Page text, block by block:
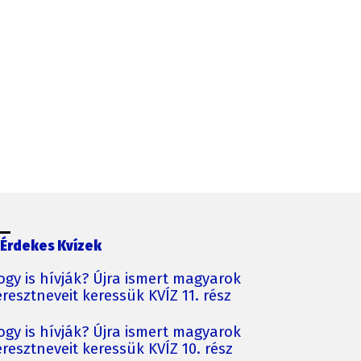
Érdekes Kvízek
is hívják? Újra ismert magyarok
keressük KVÍZ 11. rész
is hívják? Újra ismert magyarok
keressük KVÍZ 10. rész